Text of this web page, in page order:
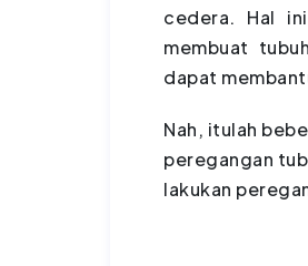
cedera. Hal
membuat
dapat
Nah, itulah
peregangan
lakukan